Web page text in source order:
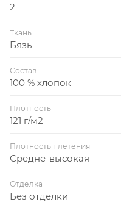
2
Ткань
Бязь
Состав
100 % хлопок
Плотность
121 г/м2
Плотность плетения
Средне-высокая
Отделка
Без отделки